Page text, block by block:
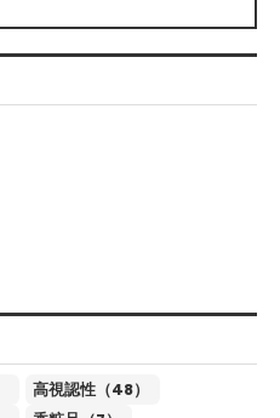
高視認性（48）